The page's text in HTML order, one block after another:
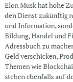
Elon Musk hat hohe
den Dienst zukünftig
und Information,
Bildung, Handel und
Adressbuch zu
Geld verschicken,
Themen wie
stehen ebenfalls auf